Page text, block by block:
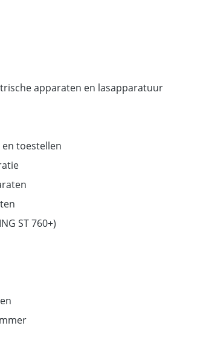
apparaten en lasapparatuur
en toestellen
ST 760+)